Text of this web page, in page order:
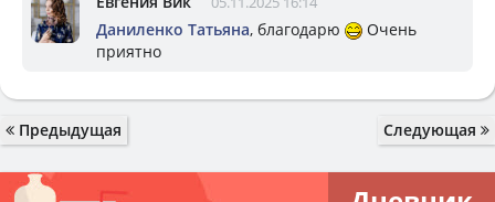
Даниленко Татьяна, благодарю
Очень
приятно
Предыдущая Следующая